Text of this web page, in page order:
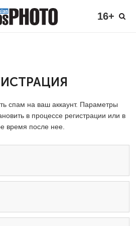
16+
спам на ваш аккаунт. Параметры
в процессе регистрации или в
время после нее.